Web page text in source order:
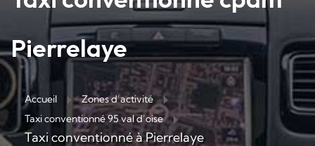
Pierrelaye
Accueil
Zones d’activité
Taxi conventionné 95 val d’oise
Taxi conventionné à Pierrelaye